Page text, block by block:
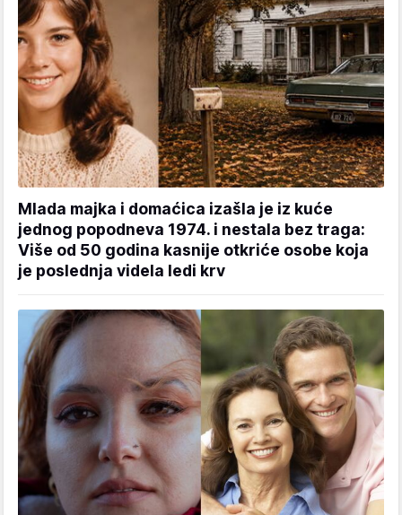
Mlada majka i domaćica izašla je iz kuće
jednog popodneva 1974. i nestala bez traga:
Više od 50 godina kasnije otkriće osobe koja
je poslednja videla ledi krv